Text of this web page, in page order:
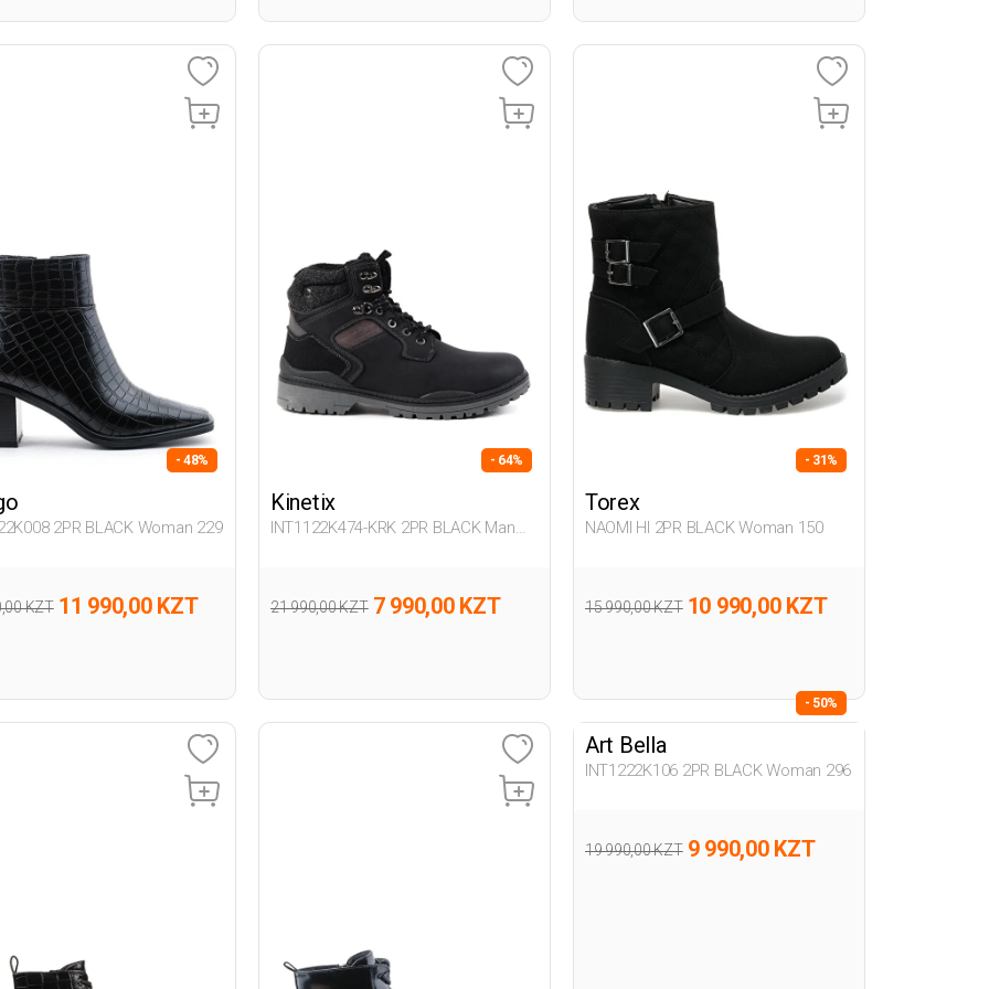
- 48%
2PR BLACK Woman 229
KZT 11 990,00 KZT
- 64%
Kinetix
INT1122K474-KRK 2PR BLACK Man
21 990,00 KZT 7 990,00 KZT
- 31%
Torex
NAOMI HI 2PR BLACK Woman 150
15 990,00 KZT 10 990,00 KZT
- 50%
Art Bella
INT1222K106 2PR BLACK Woman 296
19 990,00 KZT 9 990,00 KZT